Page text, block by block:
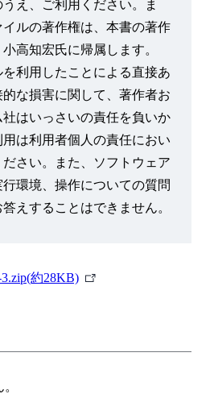
ルネットの実装
ルネットの構成
ルネットによる1-of-N表現デ
列評価
習
ラルネットによる文生成
トと文生成
ーラルネット
例
うえ、ご利用ください。ま
イルの著作権は、本書の著作
高知宏氏に帰属します。
利用したことによる直接あ
的な損害に関して、著作者お
社はいっさいの責任を負いか
用は利用者個人の責任におい
さい。また、ソフトウェア
環境、操作についての質問
えすることはできません。
3.zip(約28KB)
外